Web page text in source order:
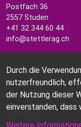
Postfach 36
2557 Studen
+41 32 344 60 44
info@stettlerag.ch
Unsere
Mo-Fr 08.00-11.45h /
Kontakt
Durch die
nutzerfreundlich,
der Nutzung dieser
einverstanden, dass